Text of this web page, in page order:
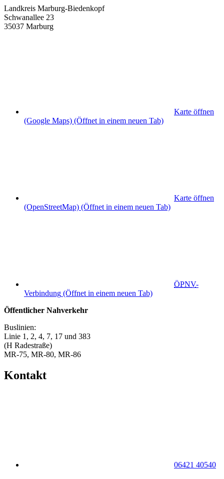
Landkreis Marburg-Biedenkopf
Schwanallee 23
35037 Marburg
Karte öffnen
(Google Maps) (Öffnet in einem neuen Tab)
Karte öffnen
(OpenStreetMap) (Öffnet in einem neuen Tab)
ÖPNV-
Verbindung (Öffnet in einem neuen Tab)
Öffentlicher Nahverkehr
Buslinien:
Linie 1, 2, 4, 7, 17 und 383
(H Radestraße)
MR-75, MR-80, MR-86
Kontakt
06421 40540